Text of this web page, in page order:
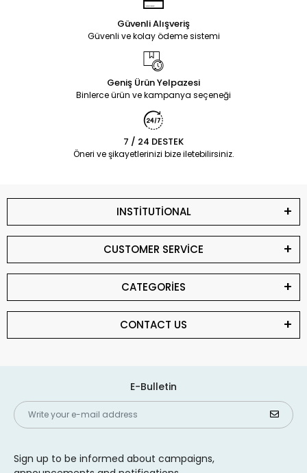
Güvenli Alışveriş
Güvenli ve kolay ödeme sistemi
Geniş Ürün Yelpazesi
Binlerce ürün ve kampanya seçeneği
7 / 24 DESTEK
Öneri ve şikayetlerinizi bize iletebilirsiniz.
INSTİTUTİONAL
CUSTOMER SERVİCE
CATEGORİES
CONTACT US
E-Bulletin
Sign up to be informed about campaigns,